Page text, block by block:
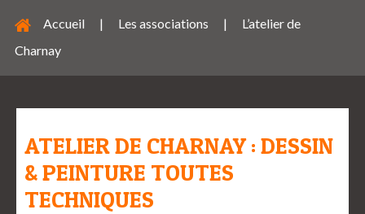
Accueil | Les associations |
L’atelier de
Charnay
ATELIER DE CHARNAY : DESSIN
& PEINTURE TOUTES
TECHNIQUES